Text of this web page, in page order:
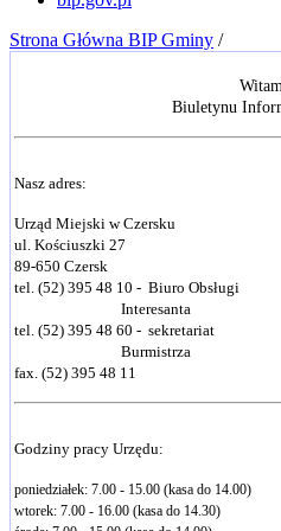
Strona Główna BIP Gminy /
Biuletynu
Nasz adres:
Urząd Miejski w Czersku
ul. Kościuszki 27
89-650 Czersk
tel. (52) 395 48 10 - Biuro Obsługi
Interesanta
tel. (52) 395 48 60 - sekretariat
Burmistrza
fax. (52) 395 48 11
Godziny pracy Urzędu:
poniedziałek: 7.00 - 15.00 (kasa do 14.00)
wtorek: 7.00 - 16.00 (kasa do 14.30)